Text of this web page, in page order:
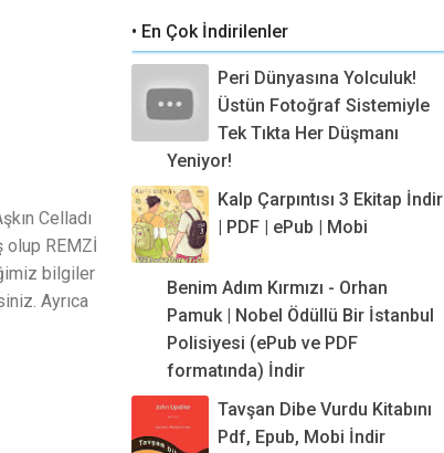
Celladı
olup REMZİ
bilgiler
Ayrıca
• En Çok İndirilenler
Peri Dünyasına Yolculuk!
Üstün Fotoğraf Sistemiyle
Tek Tıkta Her Düşmanı
Yeniyor!
Kalp Çarpıntısı 3 Ekitap İndir
| PDF | ePub | Mobi
Benim Adım Kırmızı - Orhan
Pamuk | Nobel Ödüllü Bir İstanbul
Polisiyesi (ePub ve PDF
formatında) İndir
Tavşan Dibe Vurdu Kitabını
Pdf, Epub, Mobi İndir